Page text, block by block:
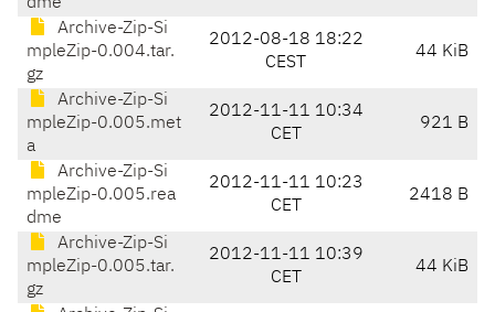
Archive-Zip-Si
mpleZip-0.004.tar.
gz
2012-08-18 18:22
CEST
44 KiB
Archive-Zip-Si
mpleZip-0.005.met
a
2012-11-11 10:34
CET
921 B
Archive-Zip-Si
mpleZip-0.005.rea
dme
2012-11-11 10:23
CET
2418 B
Archive-Zip-Si
mpleZip-0.005.tar.
gz
2012-11-11 10:39
CET
44 KiB